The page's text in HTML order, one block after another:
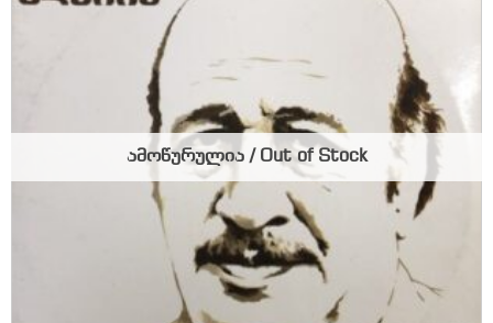
ამოწურულია / Out of Stock